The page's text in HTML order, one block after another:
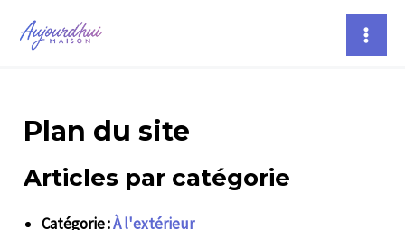
Plan du site
Articles par catégorie
Catégorie :À l'extérieur